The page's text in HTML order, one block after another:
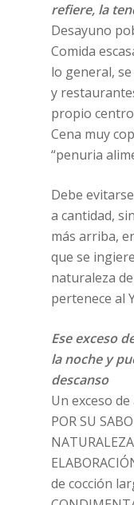
refiere, la
Desayuno
Comida
lo general,
y
propio
Cena muy
“penuria
Debe
a cantidad,
más arriba,
que se
naturaleza
pertenece al
Ese exceso
la noche y
descanso
Un exceso
POR SU
de cocción